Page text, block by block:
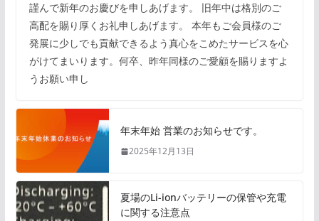
謹んで新年のお慶びを申しあげます。 旧年中は格別のご
高配を賜り厚くお礼申しあげます。 本年もご会員様のご
発展に少しでも貢献できるよう真心をこめたサービスを心
がけてまいります。何卒、昨年同様のご愛顧を賜りますよ
うお願い申し
年末年始 営業のお知らせです。
2025年12月13日
夏場のLi-ionバッテリーの保管や充電
に関する注意点